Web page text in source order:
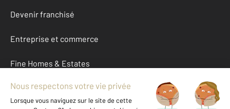
Devenir franchisé
Entreprise et commerce
Fine Homes & Estates
À propos